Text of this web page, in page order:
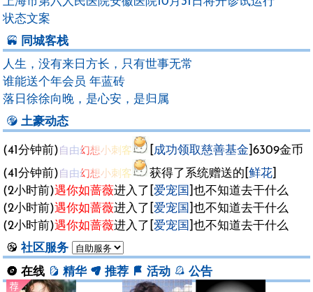
状态文案
同城客栈
人生，没有来日方长，只有世事无常
谁能送个年会员 年蓝砖
落日徐徐向晚，是心安，是归属
土豪动态
(41分钟前)自由幻想小刺客 成功领取慈善基金 ]6309金币
(41分钟前)自由幻想小刺客 获得了系统赠送的[ 鲜花
(2小时前)遇你如蔷薇进入了[ 爱宠国 ]也不知道去干什么
(2小时前)遇你如蔷薇进入了[ 爱宠国 ]也不知道去干什么
(2小时前)遇你如蔷薇进入了[ 爱宠国 ]也不知道去干什么
社区服务
在线
精华 推荐 活动 公告